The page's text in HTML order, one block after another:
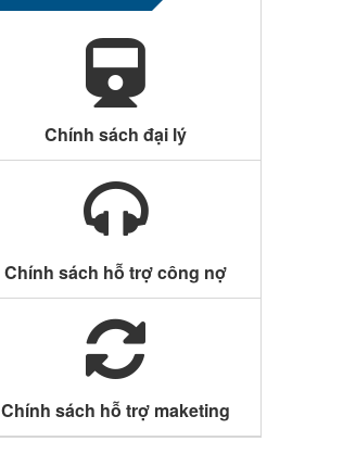
Chính sách đại lý
Chính sách hỗ trợ công nợ
Chính sách hỗ trợ maketing